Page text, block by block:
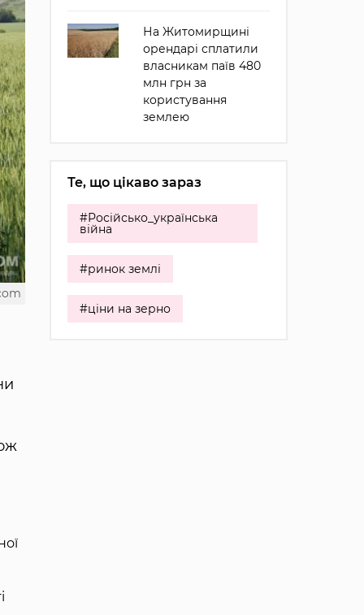
На Житомирщині
орендарі сплатили
власникам паїв 480
млн грн за
користування
землею
Те, що цікаво зараз
#Російсько_українська
війна
#ринок землі
#ціни на зерно